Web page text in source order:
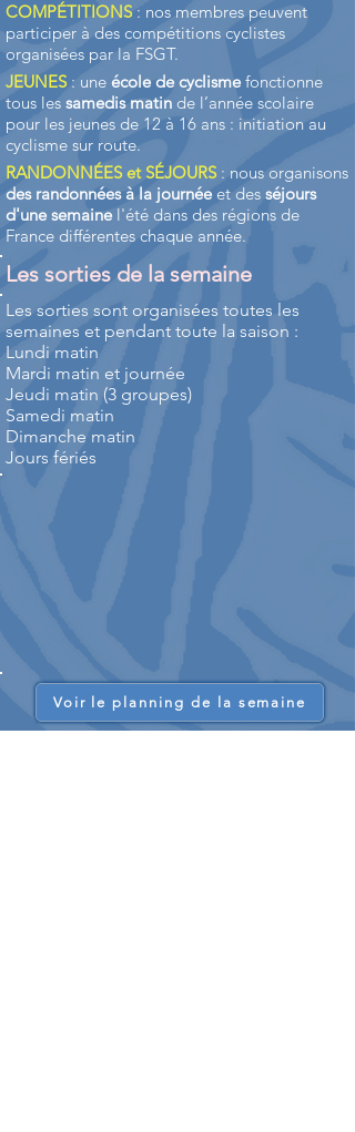
COMPÉTITIONS : nos membres peuvent
participer à des compétitions cyclistes
organisées par la FSGT.
JEUNES : une école de cyclisme fonctionne
tous les samedis matin de l’année scolaire
pour les jeunes de 12 à 16 ans : initiation au
cyclisme sur route.
RANDONNÉES et SÉJOURS : nous organisons
des randonnées à la journée et des séjours
d'une semainel'été dans des régions de
France différentes chaque année.
Les sorties de la semaine
Les sorties sont organisées toutes les
semaines et pendant toute la saison :
Lundi matin
Mardi matin et journée
Jeudi matin (3 groupes)
Samedi matin
Dimanche matin
Jours fériés
Voir le planning de la semaine